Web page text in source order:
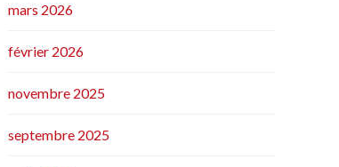
mars 2026
février 2026
novembre 2025
septembre 2025